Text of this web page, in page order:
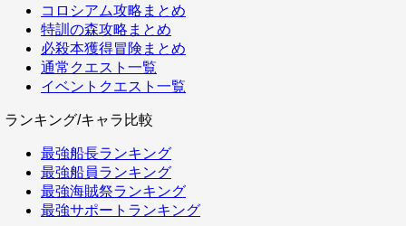
コロシアム攻略まとめ
特訓の森攻略まとめ
必殺本獲得冒険まとめ
通常クエスト一覧
イベントクエスト一覧
ランキング/キャラ比較
最強船長ランキング
最強船員ランキング
最強海賊祭ランキング
最強サポートランキング